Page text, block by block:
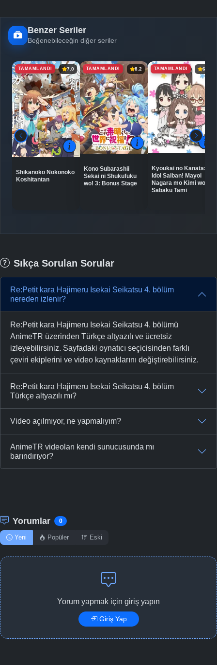
Benzer Seriler
Beğenebileceğin diğer seriler
TAMAMLANDI 7.0
Shikanoko Nokonoko
Koshitantan
TAMAMLANDI 8.2
Kono Subarashii
Sekai ni Shukufuku
wo! 3: Bonus Stage
TAMAMLANDI 6.5
Kyoukai no Kanata:
Idol Saiban! Mayoi
Nagara mo Kimi wo
Sabaku Tami
Sıkça Sorulan Sorular
Re:Petit kara Hajimeru Isekai Seikatsu 4. bölüm
nereden izlenir?
Re:Petit kara Hajimeru Isekai Seikatsu 4. bölümü
AnimeTR üzerinden Türkçe altyazılı ve ücretsiz
izleyebilirsiniz. Sayfadaki oynatıcı seçicisinden farklı
çeviri ekiplerini ve video kaynaklarını değiştirebilirsiniz.
Re:Petit kara Hajimeru Isekai Seikatsu 4. bölüm
Türkçe altyazılı mı?
Video açılmıyor, ne yapmalıyım?
AnimeTR videoları kendi sunucusunda mı
barındırıyor?
Yorumlar 0
Yeni Popüler Eski
Yorum yapmak için giriş yapın
Giriş Yap